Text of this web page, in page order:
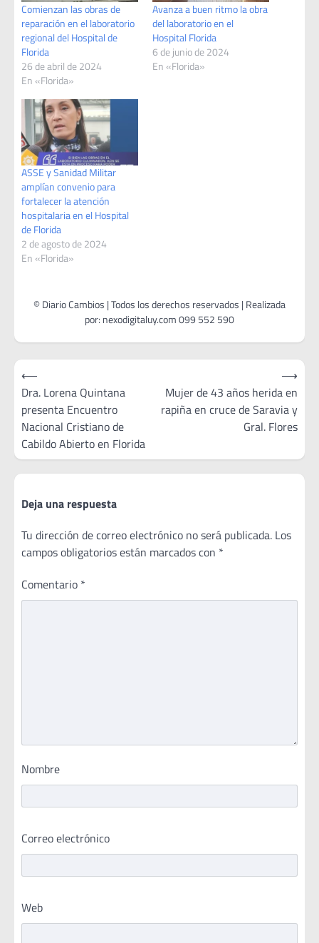
Comienzan las obras de
reparación en el laboratorio
regional del Hospital de
Florida
26 de abril de 2024
En «Florida»
Avanza a buen ritmo la obra
del laboratorio en el
Hospital Florida
6 de junio de 2024
En «Florida»
ASSE y Sanidad Militar
amplían convenio para
fortalecer la atención
hospitalaria en el Hospital
de Florida
2 de agosto de 2024
En «Florida»
Navegación
de
entradas
⟵
Dra. Lorena Quintana
presenta Encuentro
Nacional Cristiano de
Cabildo Abierto en Florida
Mujer de 43 años herida en
rapiña en cruce de Saravia y
Gral. Flores
⟶
Deja una respuesta
Tu dirección de correo electrónico no será publicada. Los
campos obligatorios están marcados con *
Comentario *
Nombre
Correo electrónico
Web